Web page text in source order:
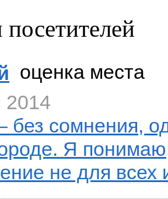
оценка места
2014
без сомнения,
Я
не для всех